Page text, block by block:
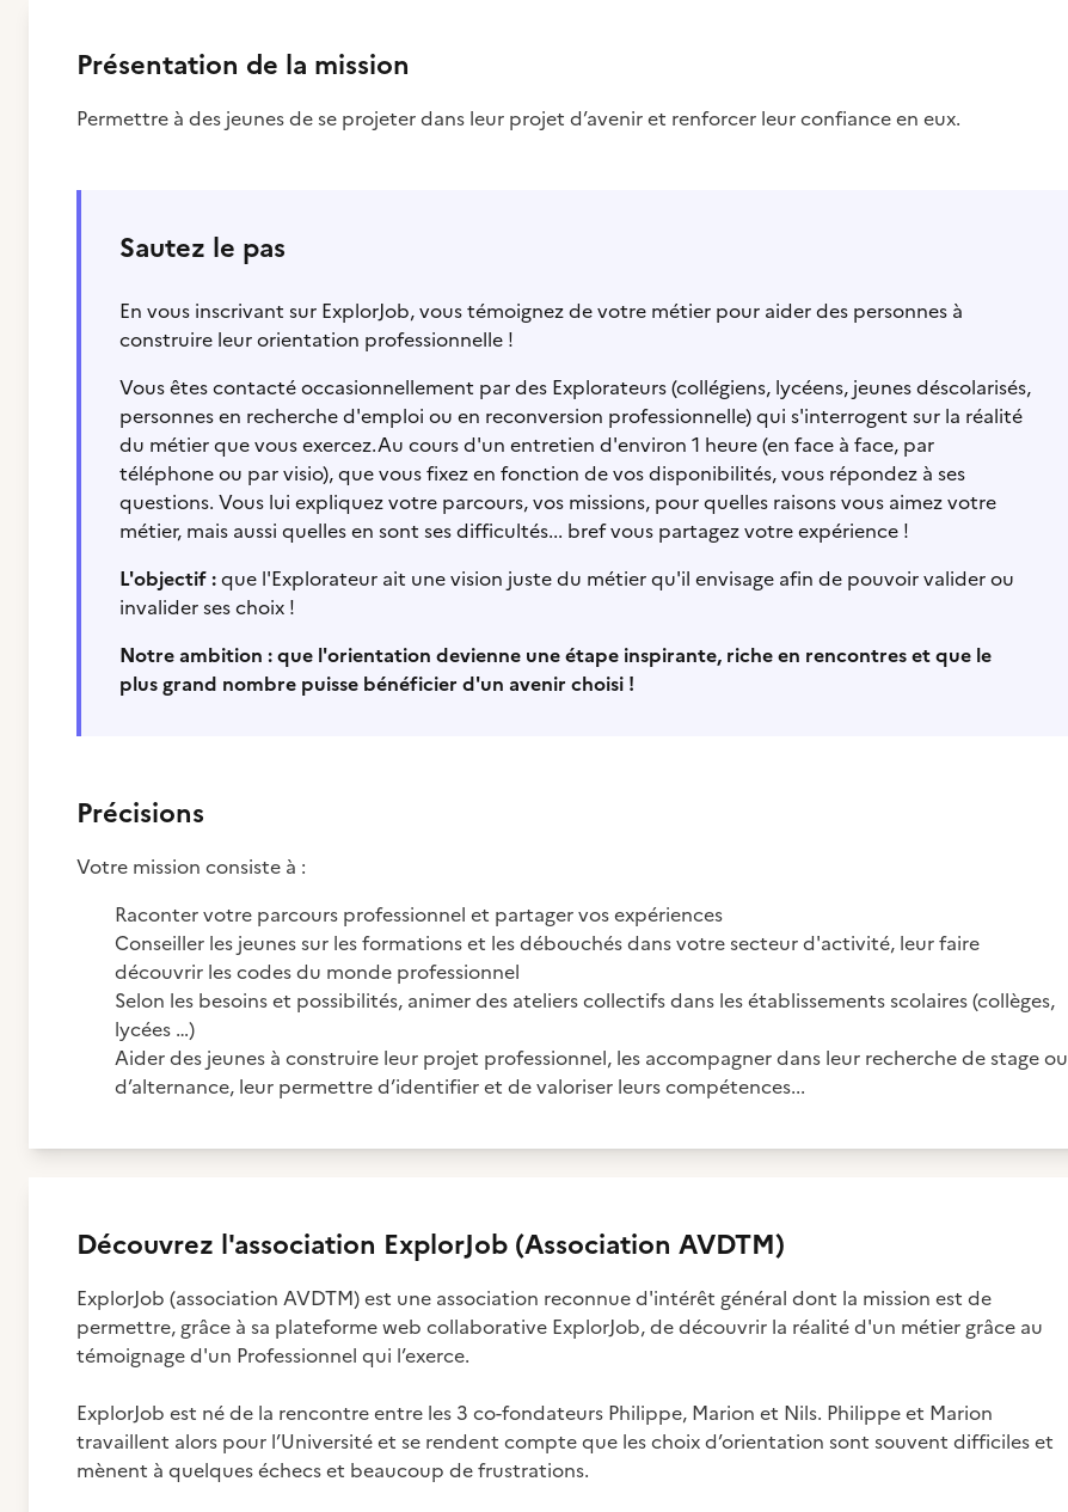
Présentation de la mission
Permettre à des jeunes de se projeter dans leur projet d’avenir et renforcer leur confiance en eux.
Sautez le pas
En vous inscrivant sur ExplorJob, vous témoignez de votre métier pour aider des personnes à
construire leur orientation professionnelle !
Vous êtes contacté occasionnellement par des Explorateurs (collégiens, lycéens, jeunes déscolarisés,
personnes en recherche d'emploi ou en reconversion professionnelle) qui s'interrogent sur la réalité
du métier que vous exercez.Au cours d'un entretien d'environ 1 heure (en face à face, par
téléphone ou par visio), que vous fixez en fonction de vos disponibilités, vous répondez à ses
questions. Vous lui expliquez votre parcours, vos missions, pour quelles raisons vous aimez votre
métier, mais aussi quelles en sont ses difficultés... bref vous partagez votre expérience !
L'objectif :que l'Explorateur ait une vision juste du métier qu'il envisage afin de pouvoir valider ou
invalider ses choix !
Notre ambition : que l'orientation devienne une étape inspirante, riche en rencontres et que le
plus grand nombre puisse bénéficier d'un avenir choisi !
Précisions
Votre mission consiste à :
Raconter votre parcours professionnel et partager vos expériences
Conseiller les jeunes sur les formations et les débouchés dans votre secteur d'activité, leur faire
découvrir les codes du monde professionnel
Selon les besoins et possibilités, animer des ateliers collectifs dans les établissements scolaires (collèges,
lycées …)
Aider des jeunes à construire leur projet professionnel, les accompagner dans leur recherche de stage ou
d’alternance, leur permettre d’identifier et de valoriser leurs compétences...
Découvrez l'association ExplorJob (Association AVDTM)
ExplorJob (association AVDTM) est une association reconnue d'intérêt général dont la mission est de
permettre, grâce à sa plateforme web collaborative ExplorJob, de découvrir la réalité d'un métier grâce au
témoignage d'un Professionnel qui l’exerce.
ExplorJob est né de la rencontre entre les 3 co-fondateurs Philippe, Marion et Nils. Philippe et Marion
travaillent alors pour l’Université et se rendent compte que les choix d’orientation sont souvent difficiles et
mènent à quelques échecs et beaucoup de frustrations.